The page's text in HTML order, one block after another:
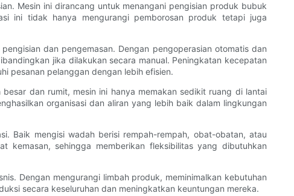
Mesin ini dirancang untuk menangani pengisian produk bubuk
ini tidak hanya mengurangi pemborosan produk tetapi juga
dan pengemasan. Dengan pengoperasian otomatis dan
jika dilakukan secara manual. Peningkatan kecepatan
pesanan pelanggan dengan lebih efisien.
dan rumit, mesin ini hanya memakan sedikit ruang di lantai
organisasi dan aliran yang lebih baik dalam lingkungan
Baik mengisi wadah berisi rempah-rempah, obat-obatan, atau
kemasan, sehingga memberikan fleksibilitas yang dibutuhkan
Dengan mengurangi limbah produk, meminimalkan kebutuhan
secara keseluruhan dan meningkatkan keuntungan mereka.